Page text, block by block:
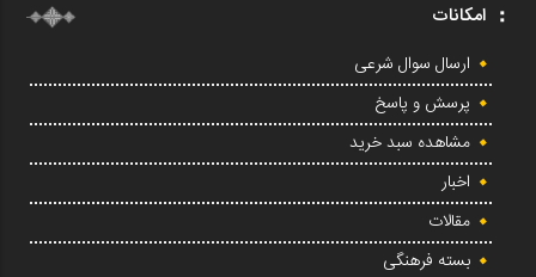
امکانات
ارسال سوال شرعی
پرسش و پاسخ
مشاهده سبد خرید
اخبار
مقالات
بسته فرهنگی